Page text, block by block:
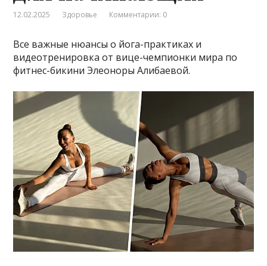
12.02.2025 Здоровье Комментарии: 0
Все важные нюансы о йога-практиках и
видеотренировка от вице-чемпионки мира по
фитнес-бикини Элеоноры Алибаевой.